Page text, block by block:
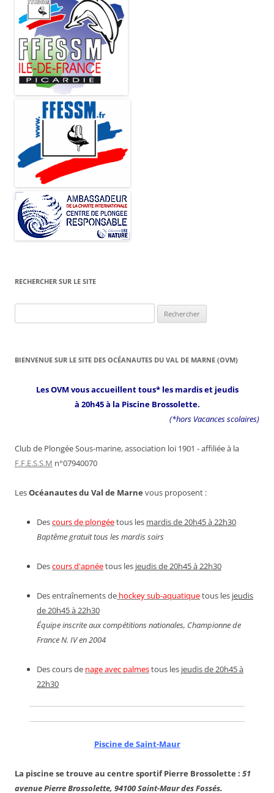
RECHERCHER SUR LE SITE
BIENVENUE SUR LE SITE DES OCÉANAUTES DU VAL DE MARNE (OVM)
Les OVM vous accueillent tous* les mardis et jeudis
à 20h45 à la Piscine Brossolette.
(*hors Vacances scolaires)
Club de Plongée Sous-marine, association loi 1901 - affiliée à la
F.F.E.S.S.M n°07940070
LesOcéanautes du Val de Marne vous proposent :
Descours de plongéetous les mardis de 20h45 à 22h30
Baptême gratuit tous les mardis soirs
Descours d'apnéetous les jeudis de 20h45 à 22h30
Des entraînements de hockey sub-aquatiquetous les jeudis
de 20h45 à 22h30
Équipe inscrite aux compétitions nationales, Championne de
France N. IV en 2004
Des cours de nage avec palmestous les jeudis de 20h45 à
22h30
Piscine de Saint-Maur
La piscine se trouve au centre sportif Pierre Brossolette : 51
avenue Pierre Brossolette, 94100 Saint-Maur des Fossés.